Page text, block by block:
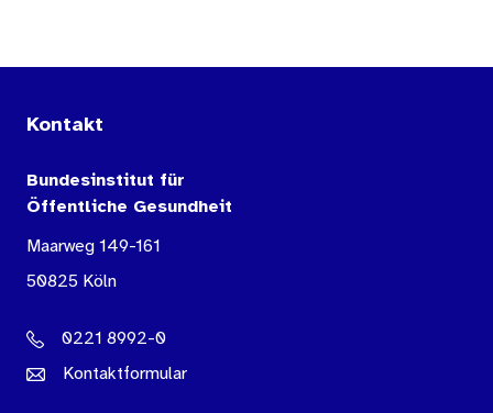
Kontakt
Bundesinstitut für
Öffentliche Gesundheit
Maarweg 149-161
50825 Köln
0221 8992-0
Kontaktformular